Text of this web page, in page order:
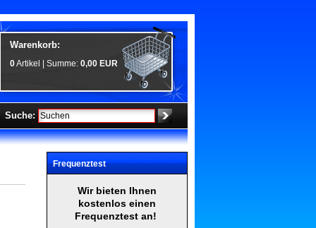
Warenkorb:
0Artikel | Summe: 0,00 EUR
Suche:
Frequenztest
Wir bieten Ihnen
kostenlos einen
Frequenztest an!